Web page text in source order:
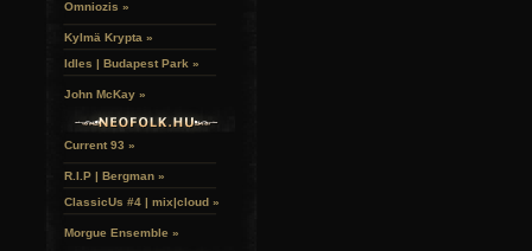
Omniozis »
Kylmä Krypta »
Idles | Budapest Park »
John McKay »
Current 93 »
R.I.P | Bergman »
ClassicUs #4 | mix|cloud »
Morgue Ensemble »